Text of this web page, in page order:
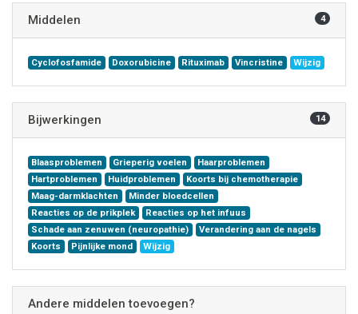
Middelen 4
Cyclofosfamide Doxorubicine Rituximab Vincristine Wijzig
Bijwerkingen 14
Blaasproblemen Grieperig voelen
Haarproblemen
Hartproblemen
Huidproblemen
Koorts bij chemotherapie
Maag-darmklachten
Minder bloedcellen
Reacties op de prikplek
Reacties op het infuus
Schade aan zenuwen (neuropathie)
Verandering aan de nagels
Koorts
Pijnlijke mond Wijzig
Andere middelen toevoegen?